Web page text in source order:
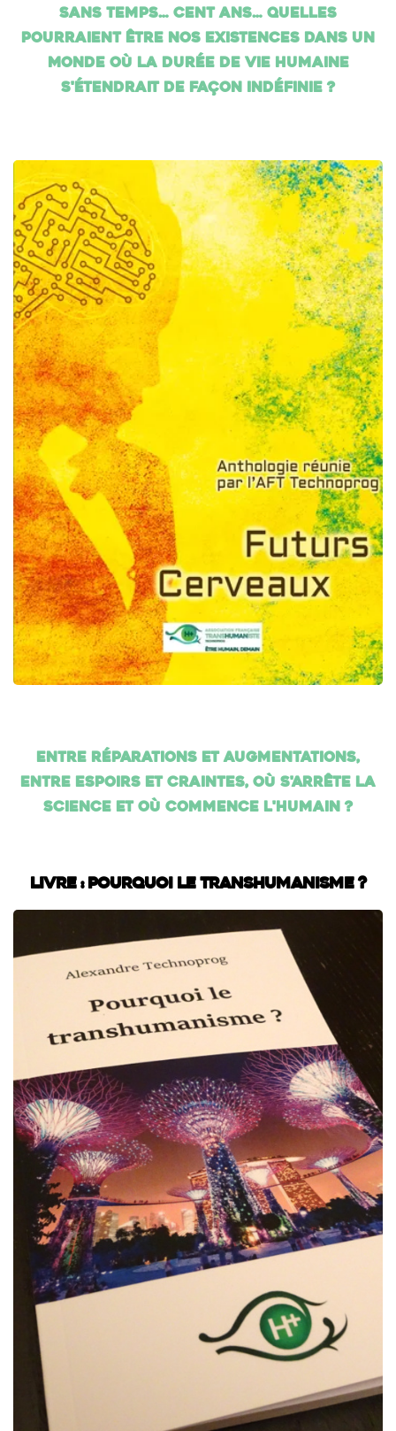
Sans temps… cent ans… Quelles
pourraient être nos existences dans un
monde où la durée de vie humaine
s'étendrait de façon indéfinie ?
Entre réparations et augmentations,
entre espoirs et craintes, où s'arrête la
science et où commence l'humain ?
Livre : Pourquoi le transhumanisme ?